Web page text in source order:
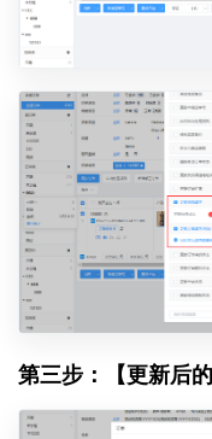
第三步：【更新后